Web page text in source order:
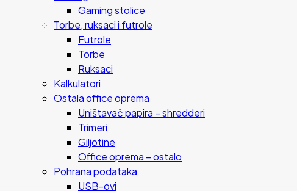
Gaming stolice
Torbe, ruksaci i futrole
Futrole
Torbe
Ruksaci
Kalkulatori
Ostala office oprema
Uništavač papira – shredderi
Trimeri
Giljotine
Office oprema – ostalo
Pohrana podataka
USB-ovi